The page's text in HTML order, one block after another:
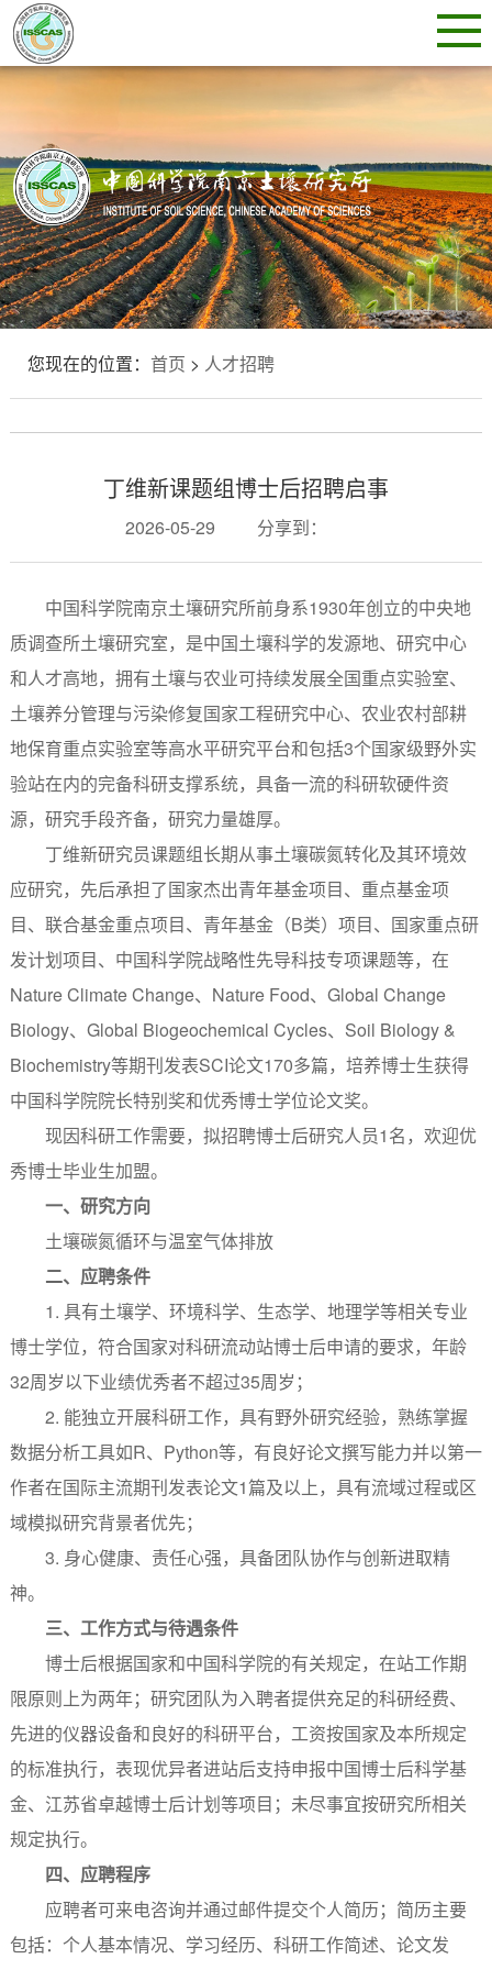
您现在的位置： 首页 > 人才招聘
丁维新课题组博士后招聘启事
2026-05-29 分享到：
中国科学院南京土壤研究所前身系1930年创立的中央地
质调查所土壤研究室，是中国土壤科学的发源地、研究中心
和人才高地，拥有土壤与农业可持续发展全国重点实验室、
土壤养分管理与污染修复国家工程研究中心、农业农村部耕
地保育重点实验室等高水平研究平台和包括3个国家级野外实
验站在内的完备科研支撑系统，具备一流的科研软硬件资
源，研究手段齐备，研究力量雄厚。
丁维新研究员课题组长期从事土壤碳氮转化及其环境效
应研究，先后承担了国家杰出青年基金项目、重点基金项
目、联合基金重点项目、青年基金（B类）项目、国家重点研
发计划项目、中国科学院战略性先导科技专项课题等，在
Nature Climate Change、Nature Food、Global Change
Biology、Global Biogeochemical Cycles、Soil Biology &
Biochemistry等期刊发表SCI论文170多篇，培养博士生获得
中国科学院院长特别奖和优秀博士学位论文奖。
现因科研工作需要，拟招聘博士后研究人员1名，欢迎优
秀博士毕业生加盟。
一、研究方向
土壤碳氮循环与温室气体排放
二、应聘条件
1. 具有土壤学、环境科学、生态学、地理学等相关专业
博士学位，符合国家对科研流动站博士后申请的要求，年龄
32周岁以下业绩优秀者不超过35周岁；
2. 能独立开展科研工作，具有野外研究经验，熟练掌握
数据分析工具如R、Python等，有良好论文撰写能力并以第一
作者在国际主流期刊发表论文1篇及以上，具有流域过程或区
域模拟研究背景者优先；
3. 身心健康、责任心强，具备团队协作与创新进取精
神。
三、工作方式与待遇条件
博士后根据国家和中国科学院的有关规定，在站工作期
限原则上为两年；研究团队为入聘者提供充足的科研经费、
先进的仪器设备和良好的科研平台，工资按国家及本所规定
的标准执行，表现优异者进站后支持申报中国博士后科学基
金、江苏省卓越博士后计划等项目；未尽事宜按研究所相关
规定执行。
四、应聘程序
应聘者可来电咨询并通过邮件提交个人简历；简历主要
包括：个人基本情况、学习经历、科研工作简述、论文发